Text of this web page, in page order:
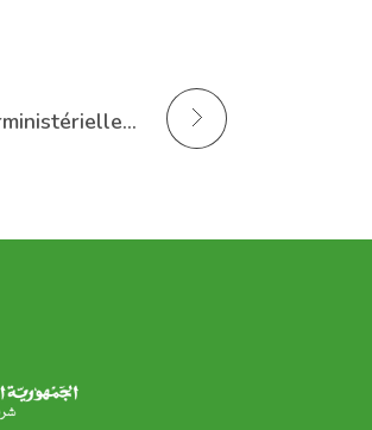
MTNMA : Réunion interministérielle pour accélérer la transformation numérique du secteur des transports